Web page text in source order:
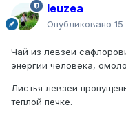
leuzea
Опубликовано
Чай из левзеи
энергии человека,
Листья левзеи
теплой печке.